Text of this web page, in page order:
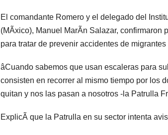
El comandante Romero y el delegado del
(MÃxico), Manuel MarÃn Salazar, confirmaron
para tratar de prevenir accidentes de
âCuando sabemos que usan escaleras para
consisten en recorrer al mismo tiempo por los
quitan y nos las pasan a nosotros -la Patrulla
ExplicÃ que la Patrulla en su sector intenta